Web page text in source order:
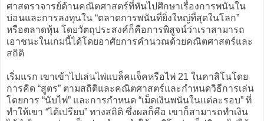
ศาสตราจารย์ด้านคณิตศาสตร์ที่หันไปศึกษาเรื่องการพนันใน
บ่อนและการลงทุนใน “ตลาดการพนันที่ยิ่งใหญ่ที่สุดในโลก”
หรือตลาดหุ้น โดยวัตถุประสงค์ก็คือการพิสูจน์ว่าเราสามารถ
เอาชนะในเกมนี้ได้โดยอาศัยการคำนวณด้วยคณิตศาสตร์และ
สถิติ
เริ่มแรก เขาเข้าไปเล่นไพ่แบล็คแจ็คหรือไพ่ 21 ในคาสิโนโดย
การคิด “สูตร” ตามสถิติและคณิตศาสตร์และกำหนดวิธีการเล่น
โดยการ “นับไพ่” และการกำหนด “เม็ดเงินพนันในแต่ละรอบ” ที่
ทำให้เขา “ได้เปรียบ” ทางสถิติ ซึ่งผลก็คือ เขาก็สามารถทำเงิน